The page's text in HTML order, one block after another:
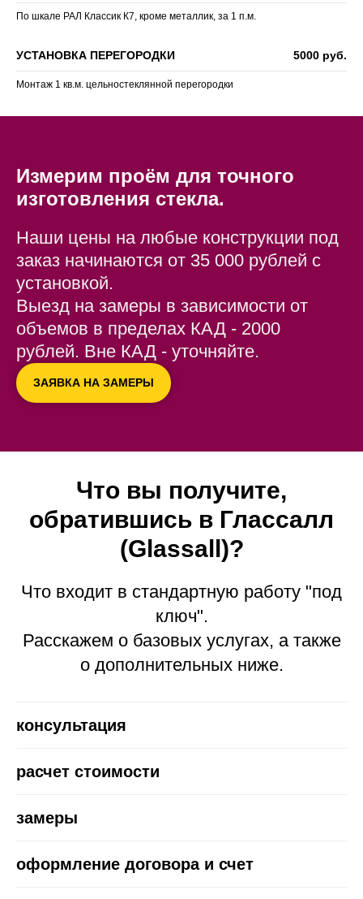
По шкале РАЛ Классик К7, кроме металлик, за 1 п.м.
УСТАНОВКА ПЕРЕГОРОДКИ 5000 руб.
Монтаж 1 кв.м. цельностеклянной перегородки
Измерим проём для точного
изготовления стекла.
Наши цены на любые конструкции под
заказ начинаются от 35 000 рублей с
установкой.
Выезд на замеры в зависимости от
объемов в пределах КАД - 2000
рублей. Вне КАД - уточняйте.
ЗАЯВКА НА ЗАМЕРЫ
Что вы получите,
обратившись в Глассалл
(Glassall)?
Что входит в стандартную работу "под
ключ".
Расскажем о базовых услугах, а также
о дополнительных ниже.
консультация
расчет стоимости
замеры
оформление договора и счет